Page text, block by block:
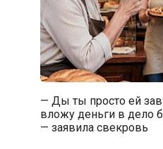
— Ды ты просто ей
вложу деньги в дело
— заявила свекровь